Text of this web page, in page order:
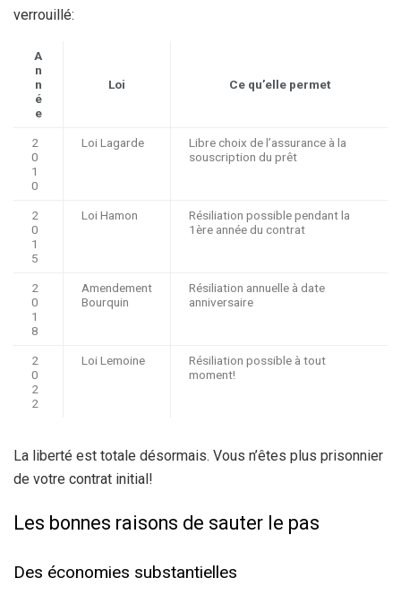
verrouillé:
A
n
n
é
e
Loi Ce qu’elle permet
2
0
1
0
Loi Lagarde
Libre choix de l’assurance à la
souscription du prêt
2
0
1
5
Loi Hamon
Résiliation possible pendant la
1ère année du contrat
2
0
1
8
Amendement
Bourquin
Résiliation annuelle à date
anniversaire
2
0
2
2
Loi Lemoine
Résiliation possible à tout
moment!
La liberté est totale désormais. Vous n’êtes plus prisonnier
de votre contrat initial!
Les bonnes raisons de sauter le pas
Des économies substantielles